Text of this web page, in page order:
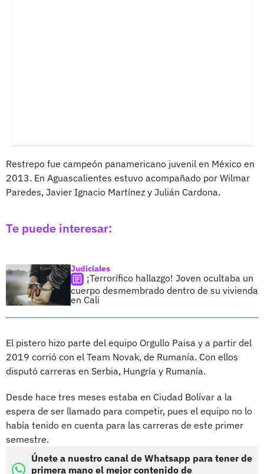
Restrepo fue campeón panamericano juvenil en México en
2013. En Aguascalientes estuvo acompañado por Wilmar
Paredes, Javier Ignacio Martínez y Julián Cardona.
Te puede interesar:
Judiciales
¡Terrorífico hallazgo! Joven ocultaba un
cuerpo desmembrado dentro de su vivienda
en Cali
El pistero hizo parte del equipo Orgullo Paisa y a partir del
2019 corrió con el Team Novak, de Rumanía. Con ellos
disputó carreras en Serbia, Hungría y Rumanía.
Desde hace tres meses estaba en Ciudad Bolívar a la
espera de ser llamado para competir, pues el equipo no lo
había tenido en cuenta para las carreras de este primer
semestre.
Únete a nuestro canal de Whatsapp para tener de
primera mano el mejor contenido de